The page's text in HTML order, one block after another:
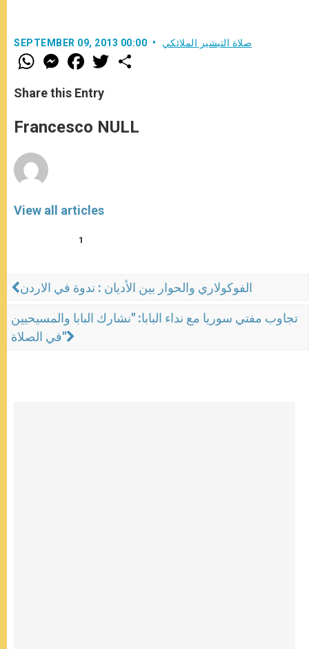
SEPTEMBER 09, 2013 00:00 صلاة التبشير الملائكي
W
h
t
s
p
p
M
e
s
e
g
e
F
a
e
b
o
k
w
r
Share this Entry
Francesco NULL
View all articles
1
الفوكولاري والحوار بين الأديان : ندوة في الاردن
تجاوب مفتي سوريا مع نداء البابا: "نشارك البابا والمسيحيين
في الصلاة"